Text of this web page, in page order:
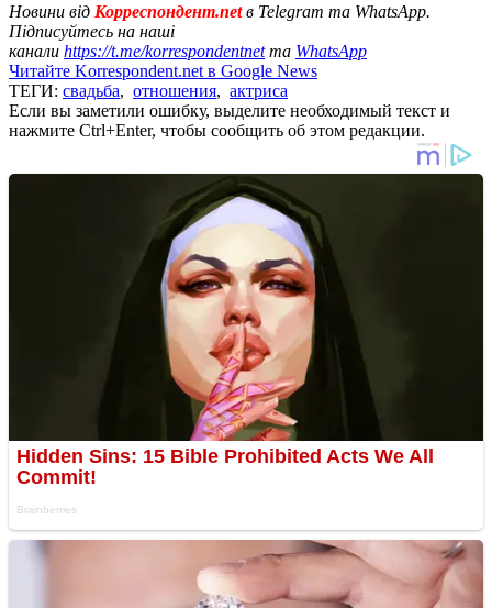
Новини від Корреспондент.netв Telegram та WhatsApp.
Підписуйтесь на наші
канали https://t.me/korrespondentnetта WhatsApp
Читайте Korrespondent.net в Google News
ТЕГИ: свадьба, отношения, актриса
Если вы заметили ошибку, выделите необходимый текст и
нажмите Ctrl+Enter, чтобы сообщить об этом редакции.